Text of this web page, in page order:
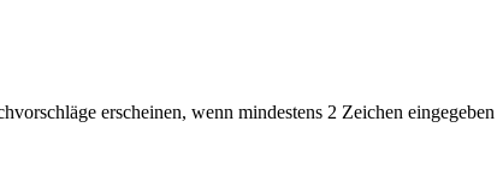
erscheinen, wenn mindestens 2 Zeichen